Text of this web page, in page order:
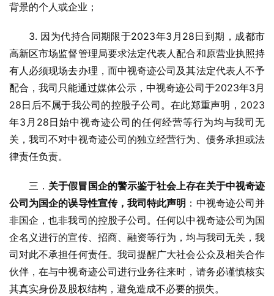
背景的个人或企业；
3. 因为代持合同期限于2023年3月28日到期，成都市
高新区市场监督管理局要求法定代表人配合和原营业执照持
有人必须现场去办理，而中视奇迹公司及其法定代表人不予
配合，我司只能通过媒体公示，中视奇迹公司于2023年3月
28日后不属于我公司的控股子公司。在此郑重声明，2023
年3月28日始中视奇迹公司的任何经营等行为均与我司无
关，我司不对中视奇迹公司的独立经营行为、债务承担或法
律责任负责。
三． 关于假冒国企的警示鉴于社会上存在关于中视奇迹
公司为国企的误导性宣传，我司特此声明 ：中视奇迹公司并
非国企，也非我司的控股子公司。任何以中视奇迹公司为国
企名义进行的宣传、招商、融资等行为，均与我司无关，我
司对此不承担任何责任。我司提醒广大社会公众及相关合作
伙伴，在与中视奇迹公司进行业务往来时，请务必谨慎核实
其真实身份及股权结构，避免造成不必要的损失。